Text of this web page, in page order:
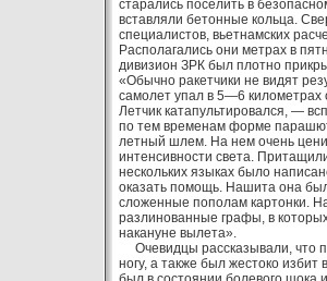
старались поселить в
вставляли бетонные кольца.
специалистов, вьетнамских
Располагались они метрах в
дивизион ЗРК был плотно
«Обычно ракетчики не видят
самолет упал в 5—6 километрах
Летчик катапультировался, —
по тем временам форме
летный шлем. На нем очень
интенсивности света.
нескольких языках было
оказать помощь. Нашита она
сложенные пополам картонки.
разлинованные графы, в
накануне вылета».
Очевидцы рассказывали, что
ногу, а также был жестоко